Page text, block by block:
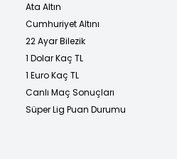
Ata Altın
Cumhuriyet Altını
22 Ayar Bilezik
1 Dolar Kaç TL
1 Euro Kaç TL
Canlı Maç Sonuçları
Süper Lig Puan Durumu